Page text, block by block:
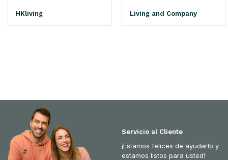
HKliving Living and Company
Servicio al Cliente
¡Estamos felices de ayudarlo y
estamos listos para usted!